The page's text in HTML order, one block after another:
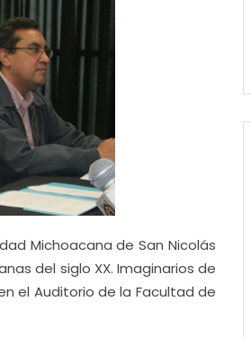
Michoacana de San Nicolás
del siglo XX. Imaginarios de
el Auditorio de la Facultad de